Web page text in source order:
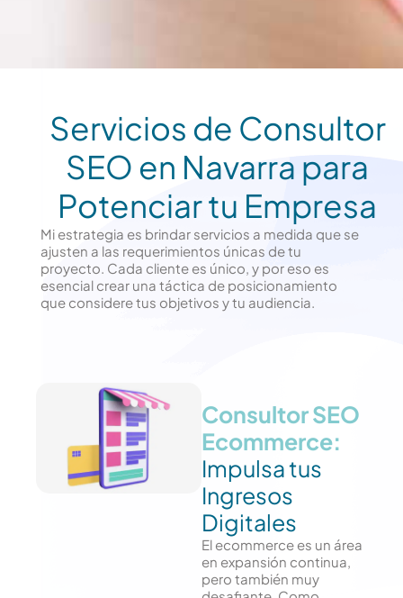
Servicios de Consultor
SEO en Navarra para
Potenciar tu Empresa
Mi estrategia es brindar servicios a medida que se
ajusten a las requerimientos únicas de tu
proyecto. Cada cliente es único, y por eso es
esencial crear una táctica de posicionamiento
que considere tus objetivos y tu audiencia.
Consultor SEO
Ecommerce:
Impulsa tus
Ingresos
Digitales
El ecommerce es un área
en expansión continua,
pero también muy